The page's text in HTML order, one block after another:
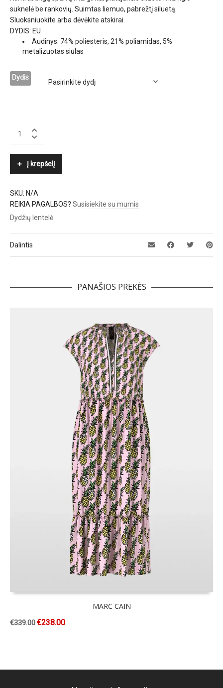
suknelė be rankovių. Suimtas liemuo, pabrežtį siluetą.
Sluoksniuokite arba dėvėkite atskirai.
DYDIS: EU
Audinys: 74% poliesteris, 21% poliamidas, 5%
metalizuotas siūlas
Dydis
GOYA
Į krepšelį
SKU: N/A
REIKIA PAGALBOS? Susisiekite su mumis
Dydžių lentelė
Dalintis
PANAŠIOS PREKĖS
MARC CAIN
€339.00€238.00